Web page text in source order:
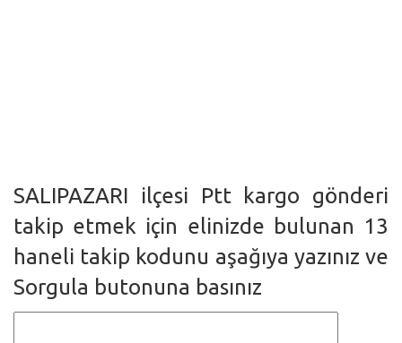
SALIPAZARI ilçesi Ptt kargo gönderi
takip etmek için elinizde bulunan 13
haneli takip kodunu aşağıya yazınız ve
Sorgula butonuna basınız